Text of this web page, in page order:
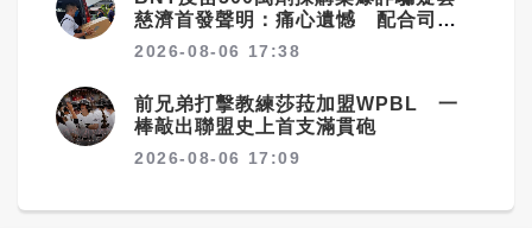
慈濟首發聲明：痛心遺憾 配合司法
將追究權益
2026-08-06 17:38
前兄弟打擊教練莎菈加盟WPBL 一
棒敲出聯盟史上首支滿貫砲
2026-08-06 17:09